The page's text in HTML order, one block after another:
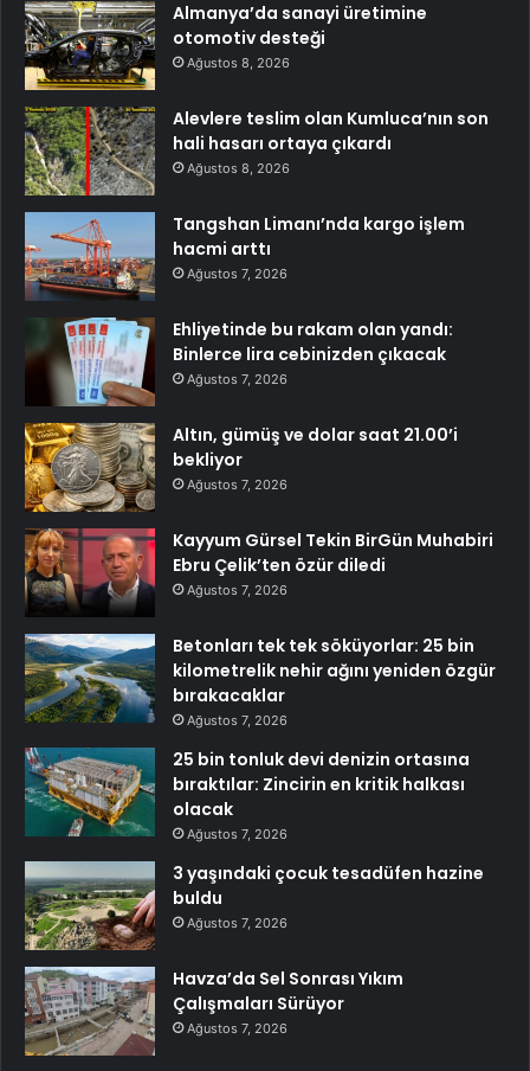
Almanya’da sanayi üretimine
otomotiv desteği
Ağustos 8, 2026
Alevlere teslim olan Kumluca’nın son
hali hasarı ortaya çıkardı
Ağustos 8, 2026
Tangshan Limanı’nda kargo işlem
hacmi arttı
Ağustos 7, 2026
Ehliyetinde bu rakam olan yandı:
Binlerce lira cebinizden çıkacak
Ağustos 7, 2026
Altın, gümüş ve dolar saat 21.00’i
bekliyor
Ağustos 7, 2026
Kayyum Gürsel Tekin BirGün Muhabiri
Ebru Çelik’ten özür diledi
Ağustos 7, 2026
Betonları tek tek söküyorlar: 25 bin
kilometrelik nehir ağını yeniden özgür
bırakacaklar
Ağustos 7, 2026
25 bin tonluk devi denizin ortasına
bıraktılar: Zincirin en kritik halkası
olacak
Ağustos 7, 2026
3 yaşındaki çocuk tesadüfen hazine
buldu
Ağustos 7, 2026
Havza’da Sel Sonrası Yıkım
Çalışmaları Sürüyor
Ağustos 7, 2026